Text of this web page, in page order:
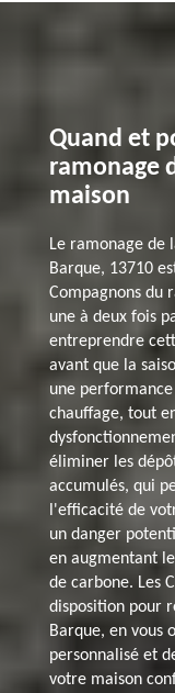
Quand et
ramonage
maison
Le ramonage de
Barque, 13710
Compagnons du
une à deux fois
entreprendre
avant que la
une
chauffage, tout
éliminer les
accumulés, qui
l'efficacité de
un danger
en augmentant
de carbone. Les
disposition pour
Barque, en vous
personnalisé et
votre maison